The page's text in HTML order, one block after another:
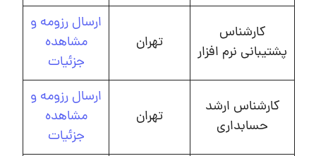
کارشناس
پشتیبانی نرم افزار
تهران
ارسال رزومه و
مشاهده
جزئیات
کارشناس ارشد
حسابداری
تهران
ارسال رزومه و
مشاهده
جزئیات